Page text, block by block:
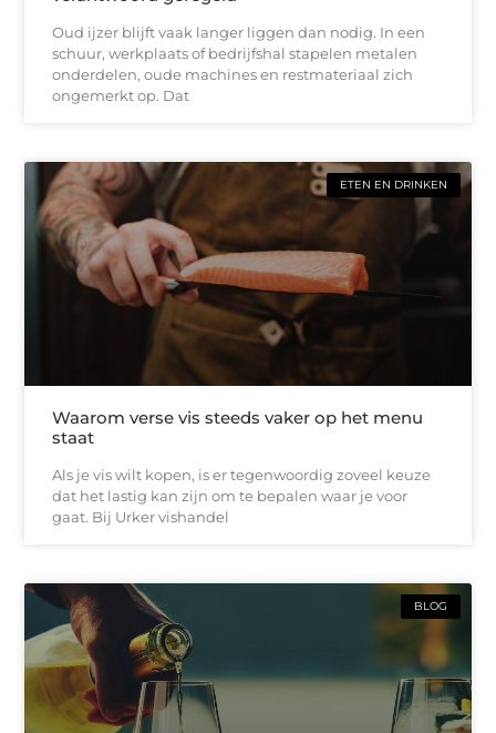
Oud ijzer blijft vaak langer liggen dan nodig. In een
schuur, werkplaats of bedrijfshal stapelen metalen
onderdelen, oude machines en restmateriaal zich
ongemerkt op. Dat
ETEN EN DRINKEN
Waarom verse vis steeds vaker op het menu
staat
Als je vis wilt kopen, is er tegenwoordig zoveel keuze
dat het lastig kan zijn om te bepalen waar je voor
gaat. Bij Urker vishandel
BLOG